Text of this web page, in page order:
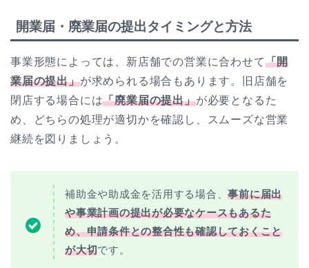
開業届・廃業届の提出タイミングと方法
事業形態によっては、新店舗での営業に合わせて「開
業届の提出」が求められる場合もあります。旧店舗を
閉店する場合には「廃業届の提出」が必要となるた
め、どちらの処理が適切かを確認し、スムーズな営業
継続を図りましょう。
補助金や助成金を活用する場合、事前に届出
や事業計画の提出が必要なケースもあるた
め、申請条件との整合性も確認しておくこと
が大切です。